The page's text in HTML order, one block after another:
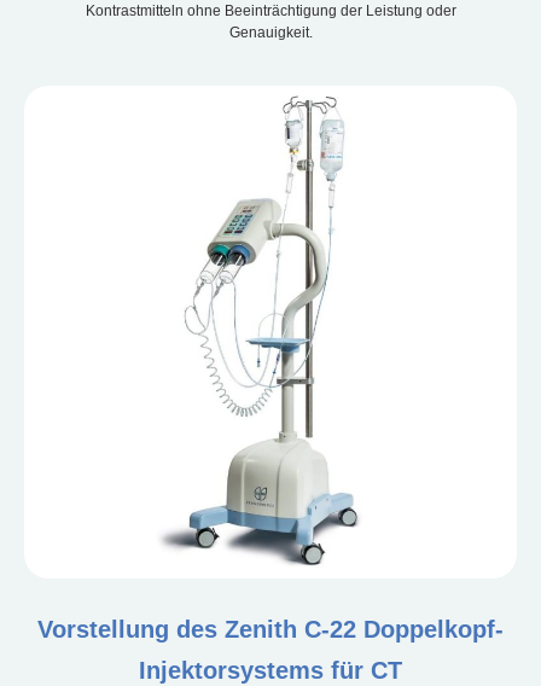
Kontrastmitteln ohne Beeinträchtigung der Leistung oder
Genauigkeit.
Vorstellung des Zenith C-22 Doppelkopf-
Injektorsystems für CT